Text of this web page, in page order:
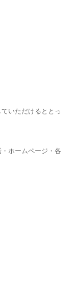
いただけるととっ
ホームページ・各